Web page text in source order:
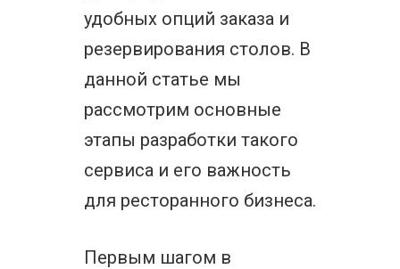
удобных опций заказа и
резервирования столов. В
данной статье мы
рассмотрим основные
этапы разработки такого
сервиса и его важность
для ресторанного бизнеса.
Первым шагом в